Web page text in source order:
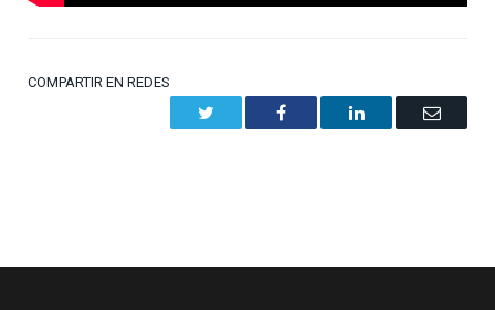
COMPARTIR EN REDES
Facebook LinkedIn Email